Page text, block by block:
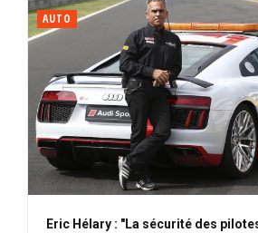
AUTO
Eric Hélary : "La sécurité des